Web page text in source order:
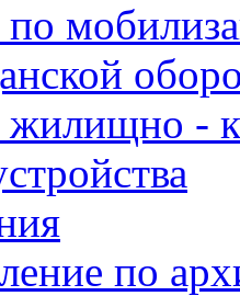
-
по